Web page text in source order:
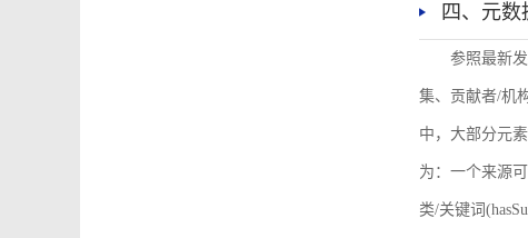
四、元数
参照最新
集、贡献者/机
中，大部分元
为：一个来源
类/关键词